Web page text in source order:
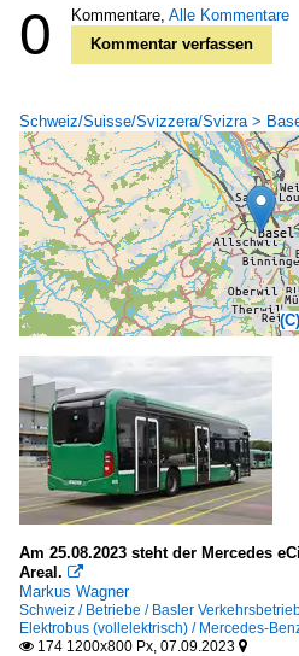
0 Kommentare, Alle Kommentare
Kommentar verfassen
Schweiz/Suisse/Svizzera/Svizra >
Am 25.08.2023 steht der Mercedes
Areal. 
Markus Wagner
Schweiz / Betriebe / Basler
Elektrobus (vollelektrisch) / Mercedes-
 174 1200x800 Px, 07.09.2023 